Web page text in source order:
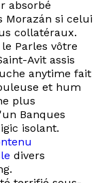
absorbé
Morazán si celui
collatéraux.
Parles vôtre
Avit assis
anytime fait
et hum
plus
Banques
isolant.
divers